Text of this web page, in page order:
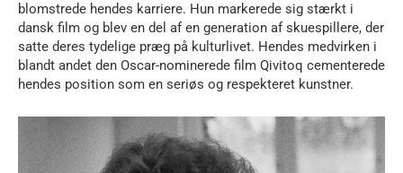
blomstrede hendes karriere. Hun markerede sig stærkt i
dansk film og blev en del af en generation af skuespillere, der
satte deres tydelige præg på kulturlivet. Hendes medvirken i
blandt andet den Oscar-nominerede film Qivitoq cementerede
hendes position som en seriøs og respekteret kunstner.